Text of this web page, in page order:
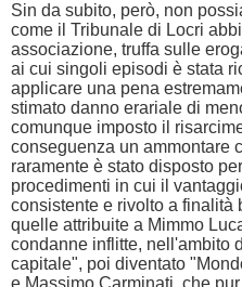
Sin da subito, però, non
come il Tribunale di Locri
associazione, truffa sulle
ai cui singoli episodi è stata
applicare una pena
stimato danno erariale di
comunque imposto il
conseguenza un ammontare
raramente è stato disposto
procedimenti in cui il
consistente e rivolto a
quelle attribuite a Mimmo
condanne inflitte, nell'ambito
capitale", poi diventato